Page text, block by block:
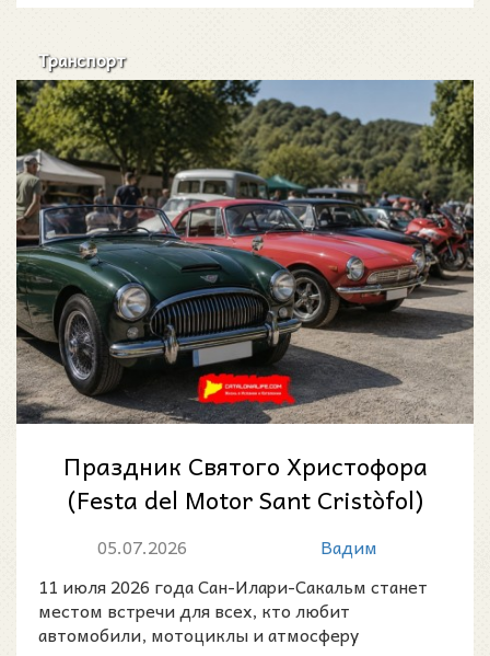
Транспорт
Праздник Святого Христофора
(Festa del Motor Sant Cristòfol)
в Сан-Илари-Сакальм: мотор-
05.07.2026
Вадим
11 июля 2026 года Сан-Илари-Сакальм станет
местом встречи для всех, кто любит
автомобили, мотоциклы и атмосферу